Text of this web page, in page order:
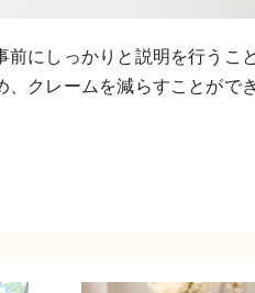
前にしっかりと説明を行うこ
、クレームを減らすことがで